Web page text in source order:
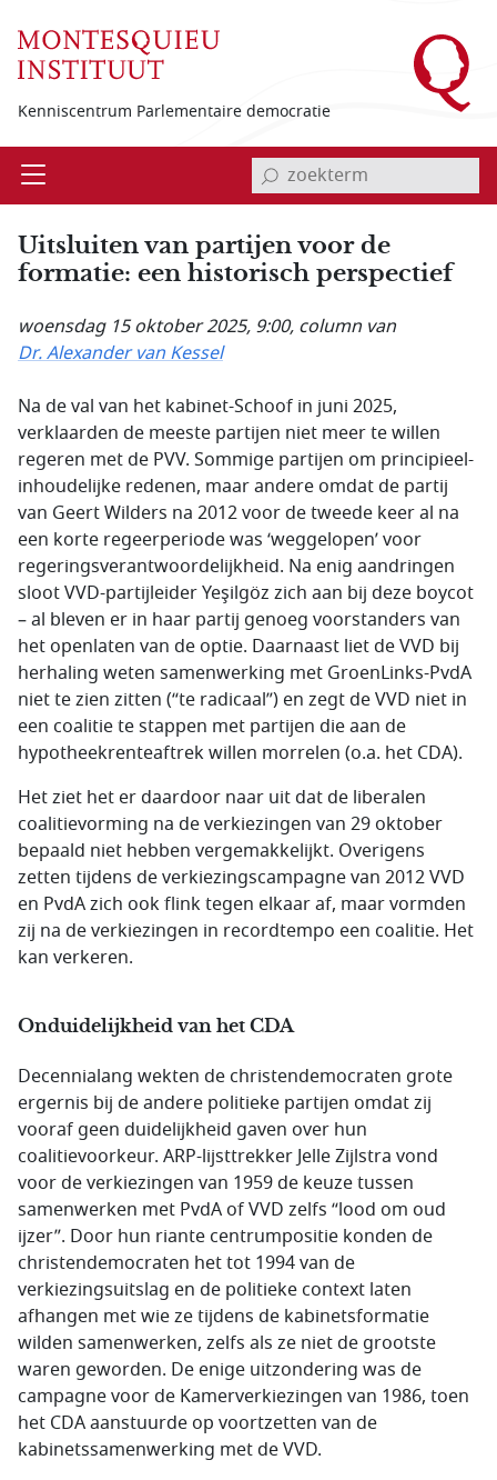
Kenniscentrum Parlementaire democratie
Open invoerveld zoekterm
Uitsluiten van partijen voor de
formatie: een historisch perspectief
woensdag 15 oktober 2025, 9:00, column van
Dr. Alexander van Kessel
Na de val van het kabinet-Schoof in juni 2025,
verklaarden de meeste partijen niet meer te willen
regeren met de PVV. Sommige partijen om principieel-
inhoudelijke redenen, maar andere omdat de partij
van Geert Wilders na 2012 voor de tweede keer al na
een korte regeerperiode was ‘weggelopen’ voor
regeringsverantwoordelijkheid. Na enig aandringen
sloot VVD-partijleider Yeşilgöz zich aan bij deze boycot
– al bleven er in haar partij genoeg voorstanders van
het openlaten van de optie. Daarnaast liet de VVD bij
herhaling weten samenwerking met GroenLinks-PvdA
niet te zien zitten (“te radicaal”) en zegt de VVD niet in
een coalitie te stappen met partijen die aan de
hypotheekrenteaftrek willen morrelen (o.a. het CDA).
Het ziet het er daardoor naar uit dat de liberalen
coalitievorming na de verkiezingen van 29 oktober
bepaald niet hebben vergemakkelijkt. Overigens
zetten tijdens de verkiezingscampagne van 2012 VVD
en PvdA zich ook flink tegen elkaar af, maar vormden
zij na de verkiezingen in recordtempo een coalitie. Het
kan verkeren.
Onduidelijkheid van het CDA
Decennialang wekten de christendemocraten grote
ergernis bij de andere politieke partijen omdat zij
vooraf geen duidelijkheid gaven over hun
coalitievoorkeur. ARP-lijsttrekker Jelle Zijlstra vond
voor de verkiezingen van 1959 de keuze tussen
samenwerken met PvdA of VVD zelfs “lood om oud
ijzer”. Door hun riante centrumpositie konden de
christendemocraten het tot 1994 van de
verkiezingsuitslag en de politieke context laten
afhangen met wie ze tijdens de kabinetsformatie
wilden samenwerken, zelfs als ze niet de grootste
waren geworden. De enige uitzondering was de
campagne voor de Kamerverkiezingen van 1986, toen
het CDA aanstuurde op voortzetten van de
kabinetssamenwerking met de VVD.